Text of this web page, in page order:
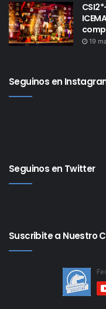
19
Seguinos en
Seguinos en Twitter
Suscribite a Nuestro